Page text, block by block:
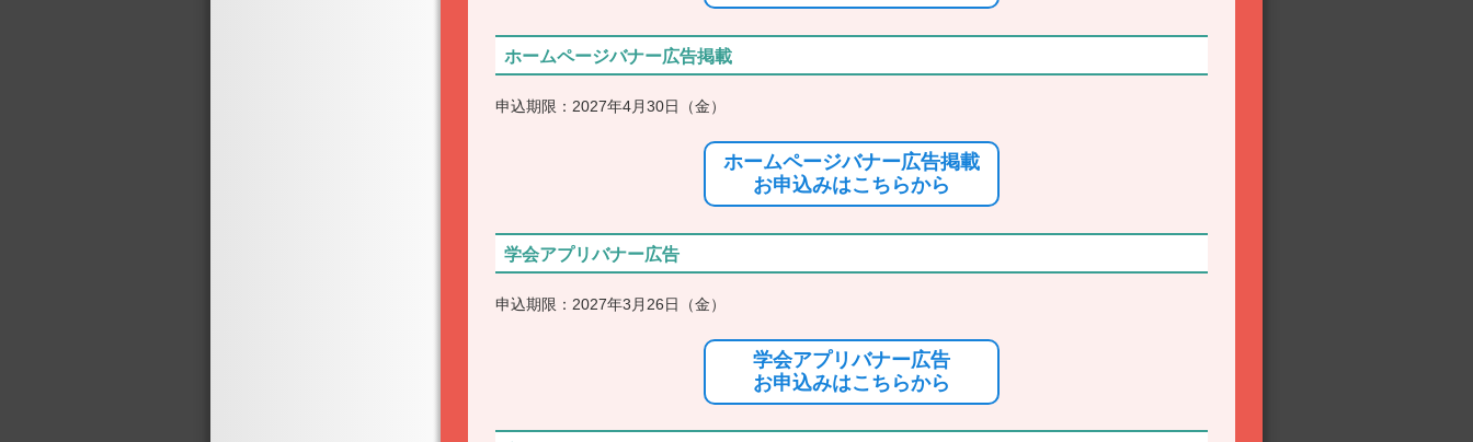
ホームページバナー広告掲載
申込期限：2027年4月30日（金）
ホームページバナー広告掲載
お申込みはこちらから
学会アプリバナー広告
申込期限：2027年3月26日（金）
学会アプリバナー広告
お申込みはこちらから